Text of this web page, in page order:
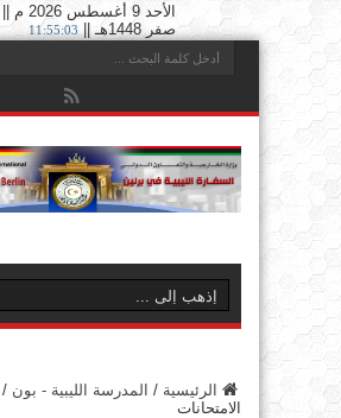
صفر 1448هـ ||
11:55:04
الرئيسية / المدرسة الليبية - بون /
الامتحانات